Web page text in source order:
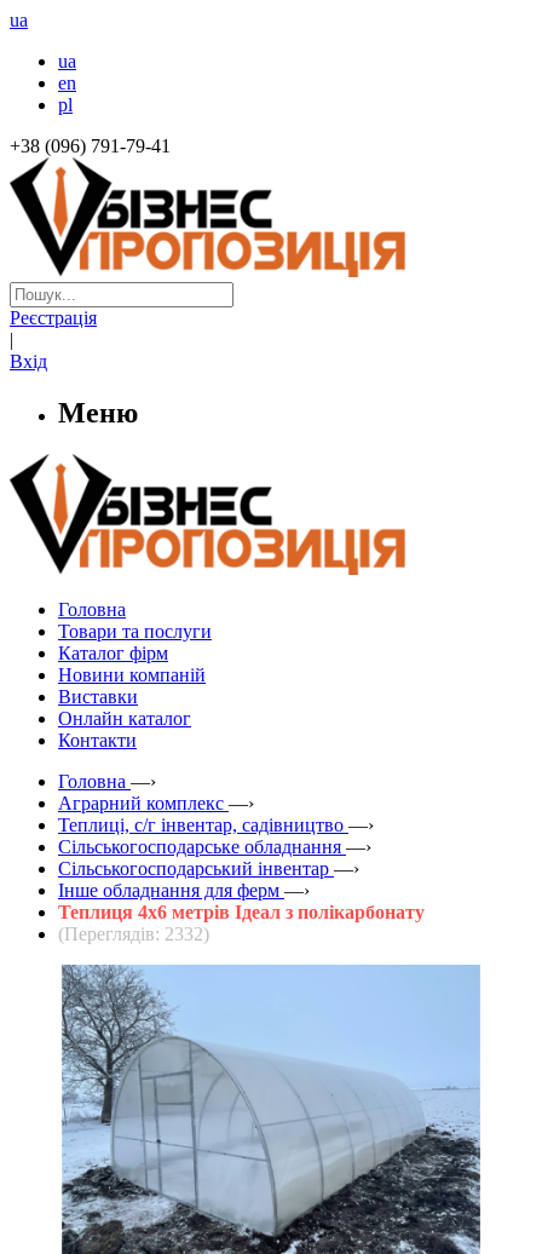
ua
ua
en
pl
+38 (096) 791-79-41
Реєстрація
|
Вхід
Меню
Головна
Товари та послуги
Каталог фірм
Новини компаній
Виставки
Онлайн каталог
Контакти
Головна —›
Аграрний комплекс —›
Теплиці, с/г інвентар, садівництво —›
Сільськогосподарське обладнання —›
Сільськогосподарський інвентар —›
Інше обладнання для ферм —›
Теплиця 4х6 метрів Ідеал з полікарбонату
(Переглядів: 2332)